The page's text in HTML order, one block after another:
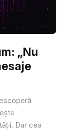
„Nu
Dar cea